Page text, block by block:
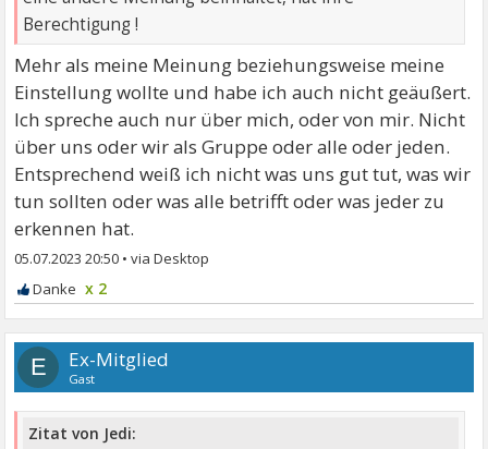
Berechtigung !
Mehr als meine Meinung beziehungsweise meine
Einstellung wollte und habe ich auch nicht geäußert.
Ich spreche auch nur über mich, oder von mir. Nicht
über uns oder wir als Gruppe oder alle oder jeden.
Entsprechend weiß ich nicht was uns gut tut, was wir
tun sollten oder was alle betrifft oder was jeder zu
erkennen hat.
05.07.2023 20:50 •
x 2
E Ex-Mitglied
Gast
Zitat von Jedi: